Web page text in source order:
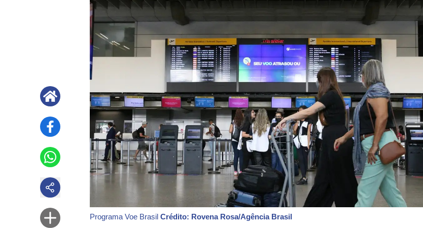
Programa Voe BrasilCrédito: Rovena Rosa/Agência Brasil